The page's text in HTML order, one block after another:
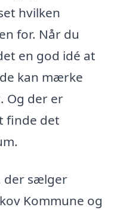
hvilken
for. Når du
en god idé at
kan mærke
Og der er
finde det
der sælger
Kommune og